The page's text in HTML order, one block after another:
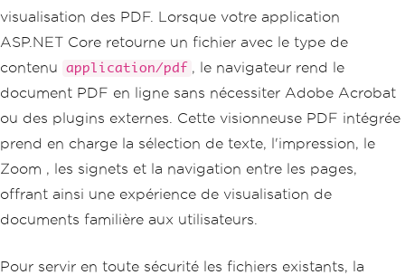
visualisation des PDF. Lorsque votre application
ASP.NET Core retourne un fichier avec le type de
contenu
application/pdf , le navigateur rend le
document PDF en ligne sans nécessiter Adobe Acrobat
ou des plugins externes. Cette visionneuse PDF intégrée
prend en charge la sélection de texte, l'impression, le
Zoom , les signets et la navigation entre les pages,
offrant ainsi une expérience de visualisation de
documents familière aux utilisateurs.
Pour servir en toute sécurité les fichiers existants, la